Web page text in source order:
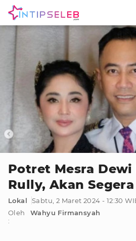
Potret Mesra Dewi
Rully, Akan
Lokal
Sabtu, 2 Maret 2024 - 12:30
Oleh
:
Wahyu Firmansyah